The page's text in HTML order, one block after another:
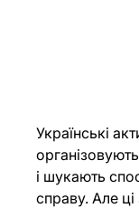
Українські
і шукають
справу. Але